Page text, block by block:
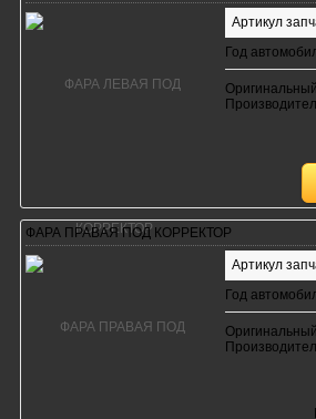
Артикул
Год
ФАРА ПРАВАЯ ПОД КОРРЕКТОР
Артикул
Год